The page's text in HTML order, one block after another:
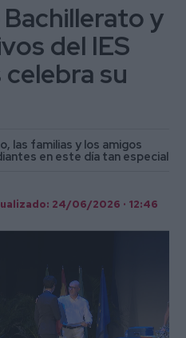
y
del IES
celebra su
las familias y los amigos
en este día tan especial
24/06/2026 · 12:46